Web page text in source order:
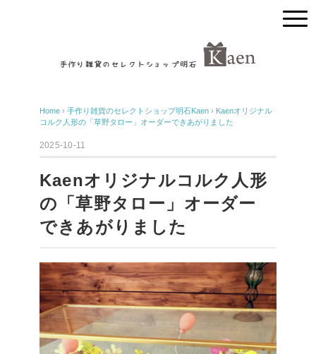
Home › 手作り雑貨のセレクトショップ明石Kaen › Kaenオリジナル
コルク人形の「草野タロー」オーダーできあがりました
2025-10-11
Kaenオリジナルコルク人形
の「草野タロー」オーダー
できあがりました